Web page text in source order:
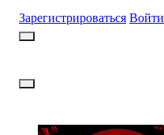
Зарегистрироваться Войти